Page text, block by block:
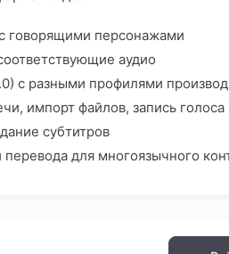
говорящими персонажами
аудио
с разными профилями
импорт файлов, запись голоса
субтитров
для многоязычного